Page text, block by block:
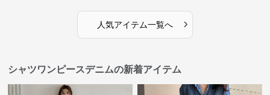
人気アイテム一覧へ ›
シャツワンピースデニムの新着アイテム